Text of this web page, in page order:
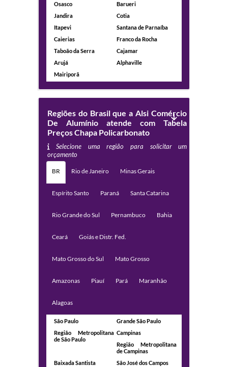
Osasco
Barueri
Jandira
Cotia
Itapevi
Santana de Parnaíba
Caierias
Franco da Rocha
Taboão da Serra
Cajamar
Arujá
Alphaville
Mairiporã
Regiões do Brasil que a Alsi Comércio
De Alumínio atende com Tabela
Preços Chapa Policarbonato
Selecione uma região para solicitar um
orçamento
BR Rio de Janeiro Minas Gerais
Espírito Santo Paraná Santa Catarina
Rio Grande do Sul Pernambuco Bahia
Ceará Goiás e Distr. Fed.
Mato Grosso do Sul Mato Grosso
Amazonas Piauí Pará Maranhão
Alagoas
São Paulo
Grande São Paulo
Região Metropolitana
de São Paulo
Campinas
Região Metropolitana
de Campinas
Baixada Santista
São José dos Campos